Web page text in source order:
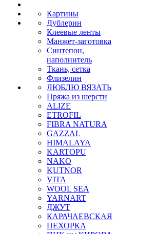
Картины
Дублерин
Клеевые ленты
Манжет-заготовка
Синтепон,
наполнитель
Ткань, сетка
Флизелин
ЛЮБЛЮ ВЯЗАТЬ
Пряжа из шерсти
ALIZE
ETROFIL
FIBRA NATURA
GAZZAL
HIMALAYA
KARTOPU
NAKO
KUTNOR
VITA
WOOL SEA
YARNART
ДЖУТ
КАРАЧАЕВСКАЯ
ПЕХОРКА